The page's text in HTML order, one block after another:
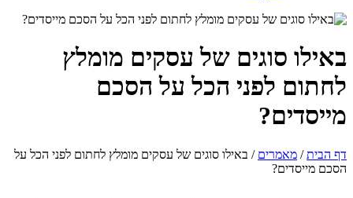
באילו סוגים של עסקים מומלץ
לחתום לפני הכל על הסכם
מייסדים?
דף הבית/ מאמרים / באילו סוגים של עסקים מומלץ לחתום לפני הכל על
הסכם מייסדים?